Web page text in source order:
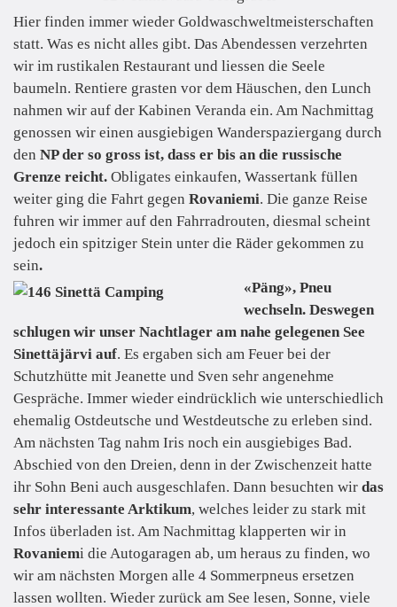
Hier finden immer wieder Goldwaschweltmeisterschaften
statt. Was es nicht alles gibt. Das Abendessen verzehrten
wir im rustikalen Restaurant und liessen die Seele
baumeln. Rentiere grasten vor dem Häuschen, den Lunch
nahmen wir auf der Kabinen Veranda ein. Am Nachmittag
genossen wir einen ausgiebigen Wanderspaziergang durch
den NP der so gross ist, dass er bis an die russische
Grenze reicht. Obligates einkaufen, Wassertank füllen
weiter ging die Fahrt gegen Rovaniemi. Die ganze Reise
fuhren wir immer auf den Fahrradrouten, diesmal scheint
jedoch ein spitziger Stein unter die Räder gekommen zu
sein.
«Päng», Pneu
wechseln. Deswegen
schlugen wir unser Nachtlager am nahe gelegenen See
Sinettäjärvi auf. Es ergaben sich am Feuer bei der
Schutzhütte mit Jeanette und Sven sehr angenehme
Gespräche. Immer wieder eindrücklich wie unterschiedlich
ehemalig Ostdeutsche und Westdeutsche zu erleben sind.
Am nächsten Tag nahm Iris noch ein ausgiebiges Bad.
Abschied von den Dreien, denn in der Zwischenzeit hatte
ihr Sohn Beni auch ausgeschlafen. Dann besuchten wir das
sehr interessante Arktikum, welches leider zu stark mit
Infos überladen ist. Am Nachmittag klapperten wir in
Rovaniemi die Autogaragen ab, um heraus zu finden, wo
wir am nächsten Morgen alle 4 Sommerpneus ersetzen
lassen wollten. Wieder zurück am See lesen, Sonne, viele